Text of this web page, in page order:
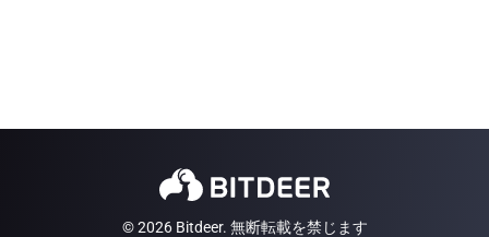
© 2026 Bitdeer. 無断転載を禁じます